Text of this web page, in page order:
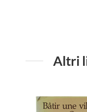
Altri